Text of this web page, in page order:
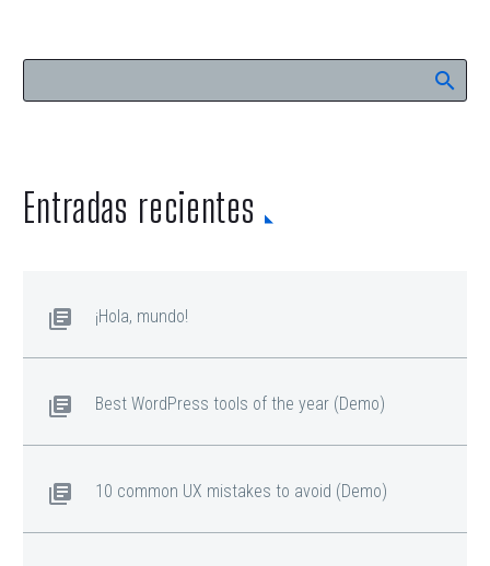
Entradas recientes
¡Hola, mundo!
Best WordPress tools of the year (Demo)
10 common UX mistakes to avoid (Demo)